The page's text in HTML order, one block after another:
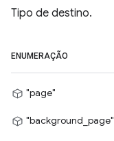
Tipo de destino.
ENUMERAÇÃO
"page"
"background_page"